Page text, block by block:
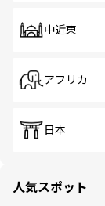
中近東
アフリカ
日本
人気スポット